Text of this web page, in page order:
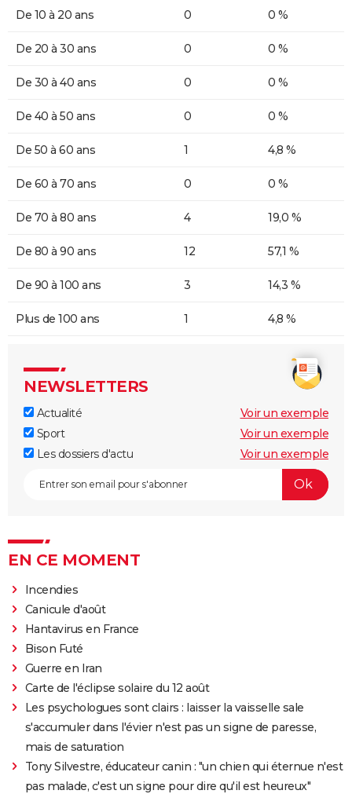
De 10 à 20 ans 0 0 %
De 20 à 30 ans 0 0 %
De 30 à 40 ans 0 0 %
De 40 à 50 ans 0 0 %
De 50 à 60 ans 1 4,8 %
De 60 à 70 ans 0 0 %
De 70 à 80 ans 4 19,0 %
De 80 à 90 ans 12 57,1 %
De 90 à 100 ans 3 14,3 %
Plus de 100 ans 1 4,8 %
NEWSLETTERS
Actualité
Voir un exemple
Sport
Voir un exemple
Les dossiers d'actu
Voir un exemple
EN CE MOMENT
Incendies
Canicule d'août
Hantavirus en France
Bison Futé
Guerre en Iran
Carte de l'éclipse solaire du 12 août
Les psychologues sont clairs : laisser la vaisselle sale
s'accumuler dans l'évier n'est pas un signe de paresse,
mais de saturation
Tony Silvestre, éducateur canin : "un chien qui éternue n'est
pas malade, c'est un signe pour dire qu'il est heureux"